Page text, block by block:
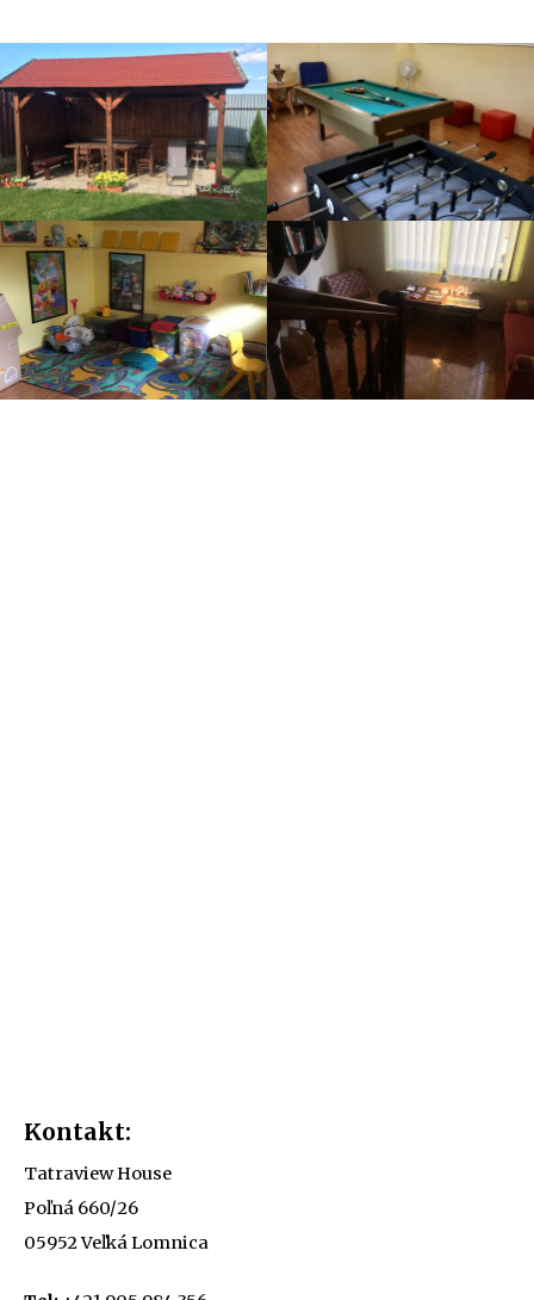
Kontakt:
Tatraview House
Poľná 660/26
05952 Veľká Lomnica